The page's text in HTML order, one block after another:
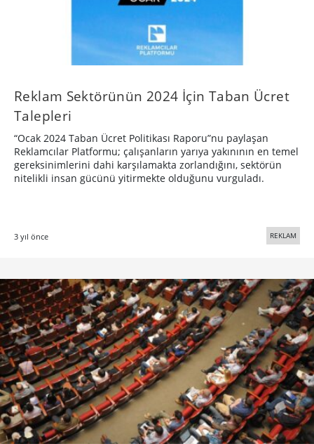
Reklam Sektörünün 2024 İçin Taban Ücret
Talepleri
“Ocak 2024 Taban Ücret Politikası Raporu”nu paylaşan
Reklamcılar Platformu; çalışanların yarıya yakınının en temel
gereksinimlerini dahi karşılamakta zorlandığını, sektörün
nitelikli insan gücünü yitirmekte olduğunu vurguladı.
3 yıl önce REKLAM